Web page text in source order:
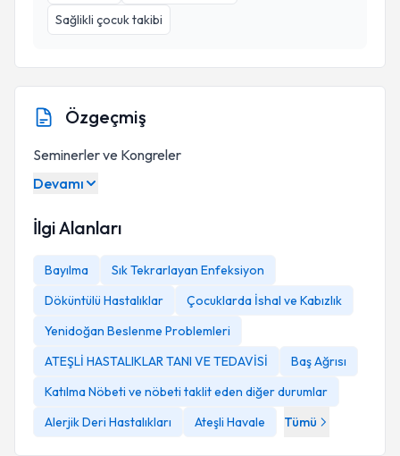
Sağlikli çocuk takibi
Özgeçmiş
Seminerler ve Kongreler
Devamı
İlgi Alanları
Bayılma
Sık Tekrarlayan Enfeksiyon
Döküntülü Hastalıklar
Çocuklarda İshal ve Kabızlık
Yenidoğan Beslenme Problemleri
ATEŞLİ HASTALIKLAR TANI VE TEDAVİSİ
Baş Ağrısı
Katılma Nöbeti ve nöbeti taklit eden diğer durumlar
Alerjik Deri Hastalıkları
Ateşli Havale Tümü